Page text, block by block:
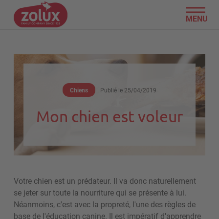
MENU
Chiens Publié le 25/04/2019
Mon chien est voleur
Votre chien est un prédateur. Il va donc naturellement
se jeter sur toute la nourriture qui se présente à lui.
Néanmoins, c'est avec la propreté, l'une des règles de
base de l'éducation canine. Il est impératif d'apprendre